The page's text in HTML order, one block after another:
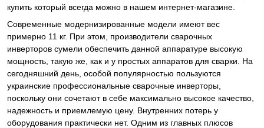
купить который всегда можно в нашем интернет-магазине.
Современные модернизированные модели имеют вес
примерно 11 кг. При этом, производители сварочных
инверторов сумели обеспечить данной аппаратуре высокую
мощность, такую же, как и у простых аппаратов для сварки. На
сегодняшний день, особой популярностью пользуются
украинские профессиональные сварочные инверторы,
поскольку они сочетают в себе максимально высокое качество,
надежность и приемлемую цену. Внутренних потерь у
оборудования практически нет. Одним из главных плюсов